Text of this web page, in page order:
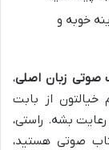
خوبه و
صوتی زبان اصلی،
خیالتون از بابت
بشه. راستی،
صوتی هستید،